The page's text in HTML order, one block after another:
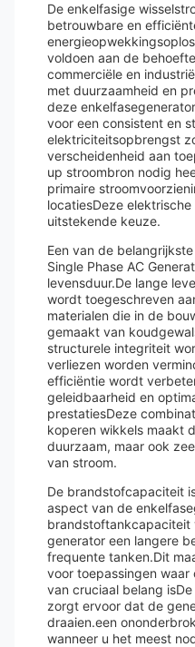
De enkelfasige
betrouwbare en
voldoen aan de
commerciële en
met duurzaamheid en
deze
voor een consistent en
elektriciteitsopbrengst
verscheidenheid aan
up stroombron nodig
primaire
locatiesDeze
uitstekende keuze.
Een van de
Single Phase AC
levensduur.De lange
wordt toegeschreven
materialen die in de
gemaakt van
structurele integriteit
verliezen worden
efficiëntie wordt
geleidbaarheid en
prestatiesDeze
koperen wikkels maakt
duurzaam, maar ook
van stroom.
De brandstofcapaciteit
aspect van de
brandstoftankcapaciteit
generator een langere
frequente tanken.Dit
voor toepassingen waar
van cruciaal belang
zorgt ervoor dat de
draaien.een
wanneer u het meest